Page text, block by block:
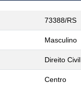
73388/RS
Masculino
Direito Civil
Centro